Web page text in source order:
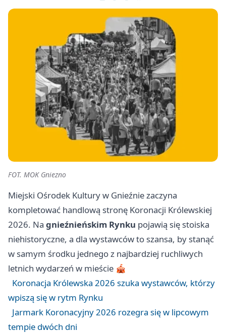
FOT. MOK Gniezno
Miejski Ośrodek Kultury w Gnieźnie zaczyna
kompletować handlową stronę Koronacji Królewskiej
2026. Na gnieźnieńskim Rynku pojawią się stoiska
niehistoryczne, a dla wystawców to szansa, by stanąć
w samym środku jednego z najbardziej ruchliwych
letnich wydarzeń w mieście 🎪
Koronacja Królewska 2026 szuka wystawców, którzy
wpiszą się w rytm Rynku
Jarmark Koronacyjny 2026 rozegra się w lipcowym
tempie dwóch dni